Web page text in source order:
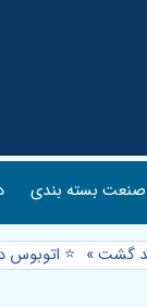
صنعت بسته بندی
گشت» ⭐️ اتوبوس